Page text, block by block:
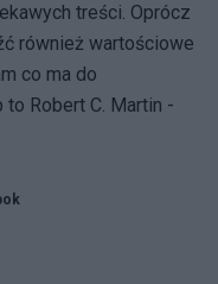
treści. Oprócz
również wartościowe
co ma do
Robert C. Martin -